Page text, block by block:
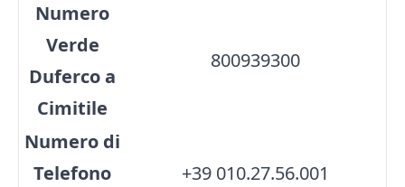
Numero
Verde
Duferco a
Cimitile
800939300
Numero di
Telefono
+39 010.27.56.001